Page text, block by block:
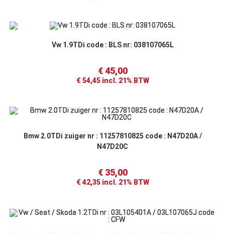
Vw 1.9TDi code : BLS nr: 038107065L
€45,00
€54,45incl. 21% BTW
Bmw 2.0TDi zuiger nr : 11257810825 code : N47D20A /
N47D20C
€35,00
€42,35incl. 21% BTW